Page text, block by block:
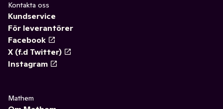
Kontakta oss
Kundservice
För leverantörer
Facebook
X (f.d Twitter)
Instagram
Mathem